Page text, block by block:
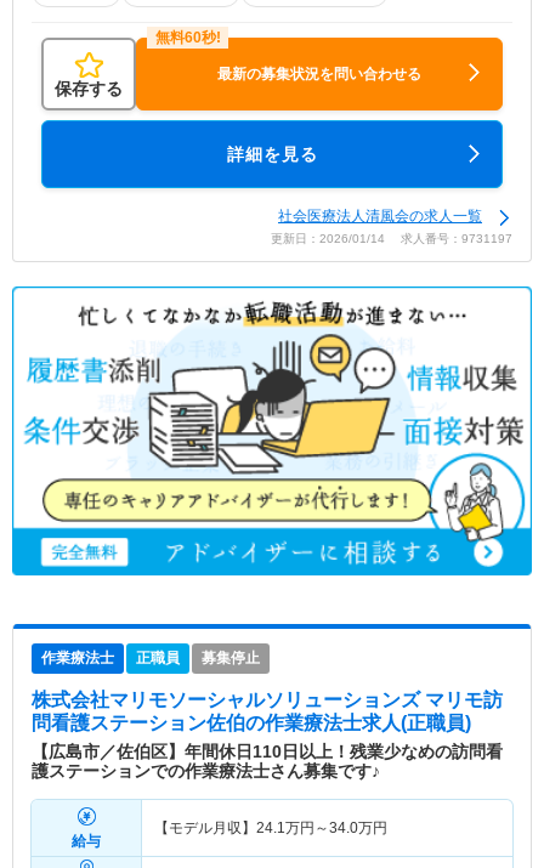
保存する
最新の募集状況を問い合わせる
詳細を見る
社会医療法人清風会の求人一覧
更新日：2026/01/14 求人番号：9731197
作業療法士 正職員 募集停止
株式会社マリモソーシャルソリューションズ マリモ訪
問看護ステーション佐伯の作業療法士求人(正職員)
【広島市／佐伯区】年間休日110日以上！残業少なめの訪問看
護ステーションでの作業療法士さん募集です♪
給与
【モデル月収】 24.1万円～34.0万円